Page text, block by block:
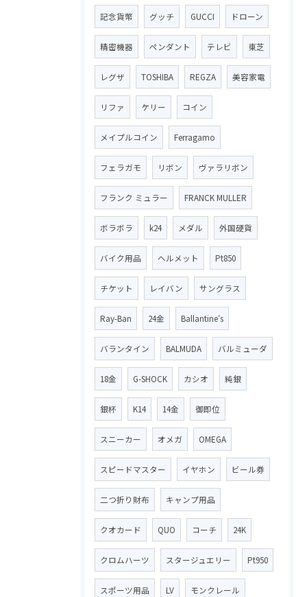
記念貨幣 グッチ GUCCI ドローン
精密機器 ペンダント テレビ 東芝
レグザ TOSHIBA REGZA 美容家電
リファ ケリー コイン
メイプルコイン Ferragamo
フェラガモ リボン ヴァラリボン
フランク ミュラー FRANCK MULLER
ボラボラ k24 メダル 外国硬貨
バイク用品 ヘルメット Pt850
チケット レイバン サングラス
Ray-Ban 24金 Ballantine′s
バランタイン BALMUDA バルミューダ
18金 G-SHOCK カシオ 純銀
銀杯 K14 14金 御即位
スニーカー オメガ OMEGA
スピードマスター イヤホン ビール券
二つ折り財布 キャンプ用品
クオカード QUO コーチ 24K
クロムハーツ スタージュエリー Pt950
スポーツ用品 LV モンクレール